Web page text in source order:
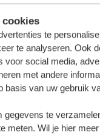
cookies
te
te analyseren. Ook
social media,
met andere
basis van uw gebruik
te
meten. Wil je hier